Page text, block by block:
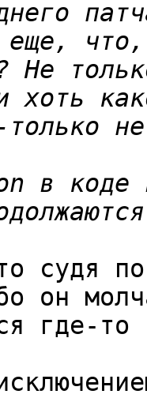
хоть
в коде
судя
он
где-